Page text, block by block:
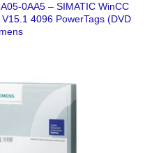
0AA5 – SIMATIC WinCC
4096 PowerTags (DVD